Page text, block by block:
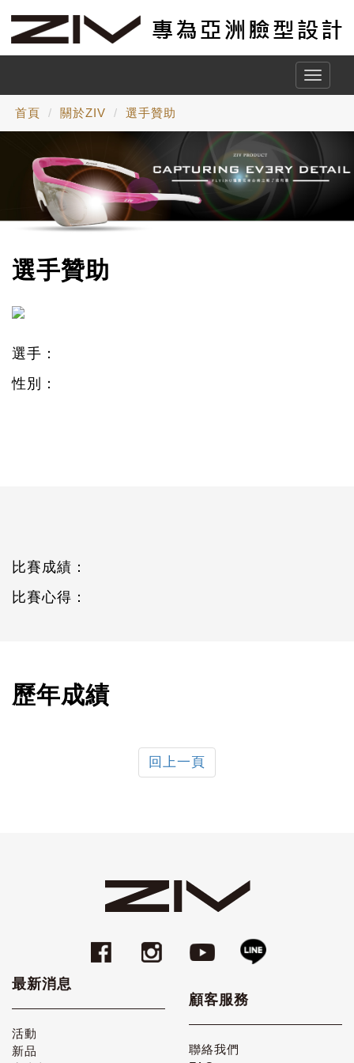
Toggle
首頁 關於ZIV 選手贊助
選手贊助
選手：
性別：
比賽成績：
比賽心得：
歷年成績
回上一頁
最新消息
活動
新品
顧客服務
聯絡我們